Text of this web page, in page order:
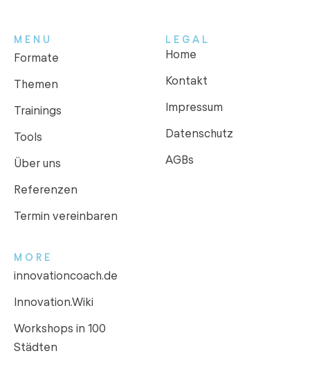
MENU
Formate
Themen
Trainings
Tools
Über uns
Referenzen
Termin vereinbaren
LEGAL
Home
Kontakt
Impressum
Datenschutz
AGBs
MORE
innovationcoach.de
Innovation.Wiki
Workshops in 100
Städten